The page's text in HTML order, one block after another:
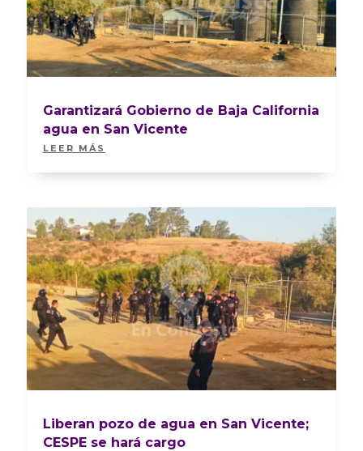
Garantizará Gobierno de Baja California
agua en San Vicente
LEER MÁS
Liberan pozo de agua en San Vicente;
CESPE se hará cargo